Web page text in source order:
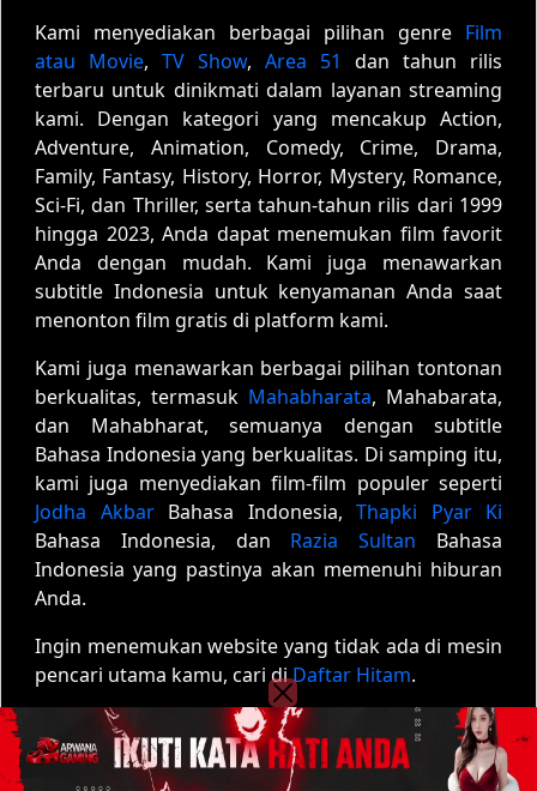
Kami menyediakan berbagai pilihan genre Film
atau Movie, TV Show, Area 51
dan tahun rilis
terbaru untuk dinikmati dalam layanan streaming
kami. Dengan kategori yang mencakup Action,
Adventure, Animation, Comedy, Crime, Drama,
Family, Fantasy, History, Horror, Mystery, Romance,
Sci-Fi, dan Thriller, serta tahun-tahun rilis dari 1999
hingga 2023, Anda dapat menemukan film favorit
Anda dengan mudah. Kami juga menawarkan
subtitle Indonesia untuk kenyamanan Anda saat
menonton film gratis di platform kami.
Kami juga menawarkan berbagai pilihan tontonan
berkualitas, termasuk Mahabharata, Mahabarata,
dan Mahabharat, semuanya dengan subtitle
Bahasa Indonesia yang berkualitas. Di samping itu,
kami juga menyediakan film-film populer seperti
Jodha AkbarBahasa Indonesia, Thapki Pyar Ki
Bahasa Indonesia, dan Razia Sultan Bahasa
Indonesia yang pastinya akan memenuhi hiburan
Anda.
Ingin menemukan website yang tidak ada di mesin
pencari utama kamu, cari diDaftar Hitam.
Copyright © 2020 - 2026Film01| All rights reserved